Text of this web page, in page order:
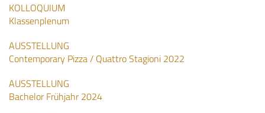
KOLLOQUIUM
Klassenplenum
AUSSTELLUNG
Contemporary Pizza / Quattro Stagioni 2022
AUSSTELLUNG
Bachelor Frühjahr 2024